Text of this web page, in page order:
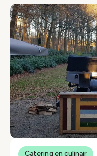
Catering en culinair